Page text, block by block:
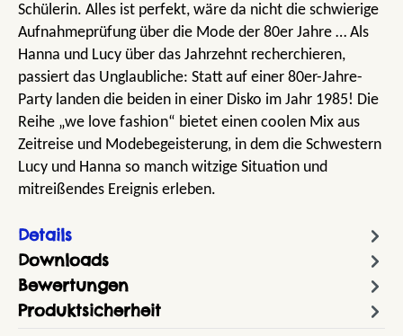
Schülerin. Alles ist perfekt, wäre da nicht die schwierige
Aufnahmeprüfung über die Mode der 80er Jahre … Als
Hanna und Lucy über das Jahrzehnt recherchieren,
passiert das Unglaubliche: Statt auf einer 80er-Jahre-
Party landen die beiden in einer Disko im Jahr 1985! Die
Reihe „we love fashion“ bietet einen coolen Mix aus
Zeitreise und Modebegeisterung, in dem die Schwestern
Lucy und Hanna so manch witzige Situation und
mitreißendes Ereignis erleben.
Details
Downloads
Bewertungen
Produktsicherheit